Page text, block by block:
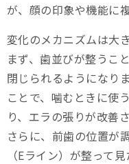
が、顔の印象や機能に
変化のメカニズムは大
まず、歯並びが整うこ
閉じられるようになり
ことで、噛むときに使
り、エラの張りが改善
さらに、前歯の位置が
（Eライン）が整って